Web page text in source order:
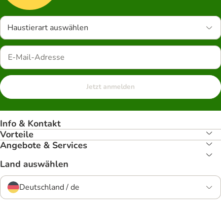
Haustierart auswählen
Jetzt anmelden
Info & Kontakt
Vorteile
Angebote & Services
Land auswählen
Deutschland / de